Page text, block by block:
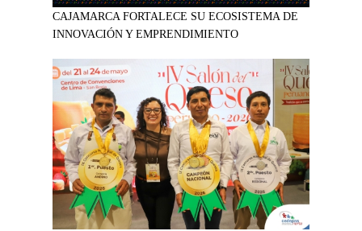
CAJAMARCA FORTALECE SU ECOSISTEMA DE
INNOVACIÓN Y EMPRENDIMIENTO